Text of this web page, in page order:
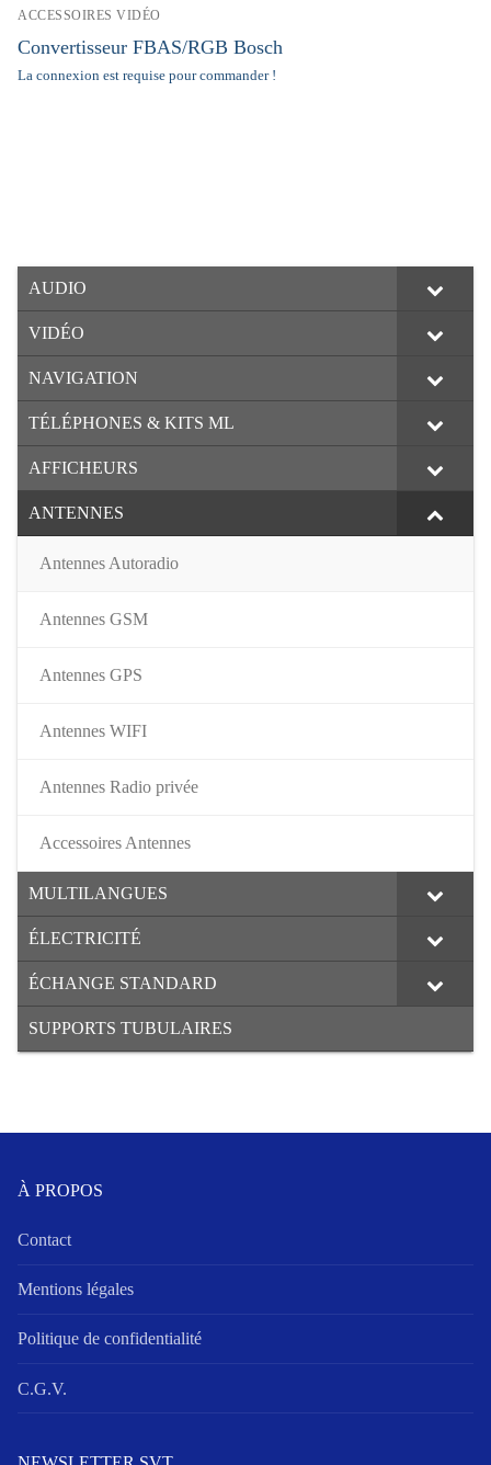
ACCESSOIRES VIDÉO
Convertisseur FBAS/RGB Bosch
La connexion est requise pour commander !
AUDIO
VIDÉO
NAVIGATION
TÉLÉPHONES & KITS ML
AFFICHEURS
ANTENNES
Antennes Autoradio
Antennes GSM
Antennes GPS
Antennes WIFI
Antennes Radio privée
Accessoires Antennes
MULTILANGUES
ÉLECTRICITÉ
ÉCHANGE STANDARD
SUPPORTS TUBULAIRES
À PROPOS
Contact
Mentions légales
Politique de confidentialité
C.G.V.